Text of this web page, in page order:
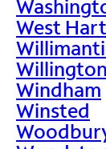
West
Willington
Windham
Winsted